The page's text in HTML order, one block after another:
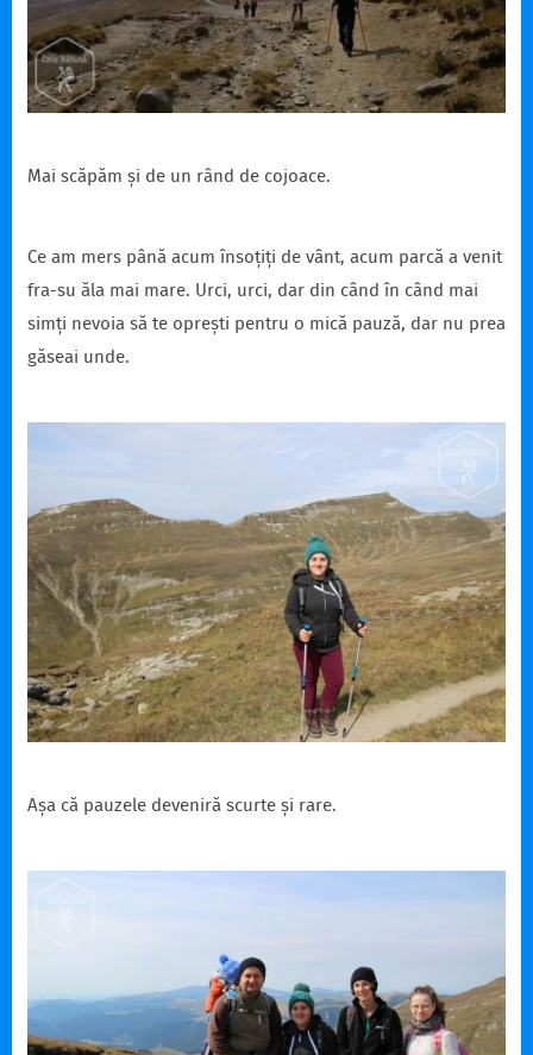
Mai scăpăm și de un rând de cojoace.
Ce am mers până acum însoțiți de vânt, acum parcă a venit
fra-su ăla mai mare. Urci, urci, dar din când în când mai
simți nevoia să te oprești pentru o mică pauză, dar nu prea
găseai unde.
Așa că pauzele deveniră scurte și rare.